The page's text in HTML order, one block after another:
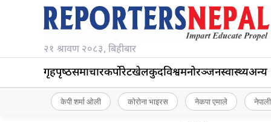
२१ श्रावण २०८३, बिहीबार
गृहपृष्‍ठसमाचारकर्पोरेटखेलकुदविश्वमनोरञ्जनस्वास्थ्यअन्य
केपी शर्मा ओली कोरोना भाइरस नेकपा एमाले